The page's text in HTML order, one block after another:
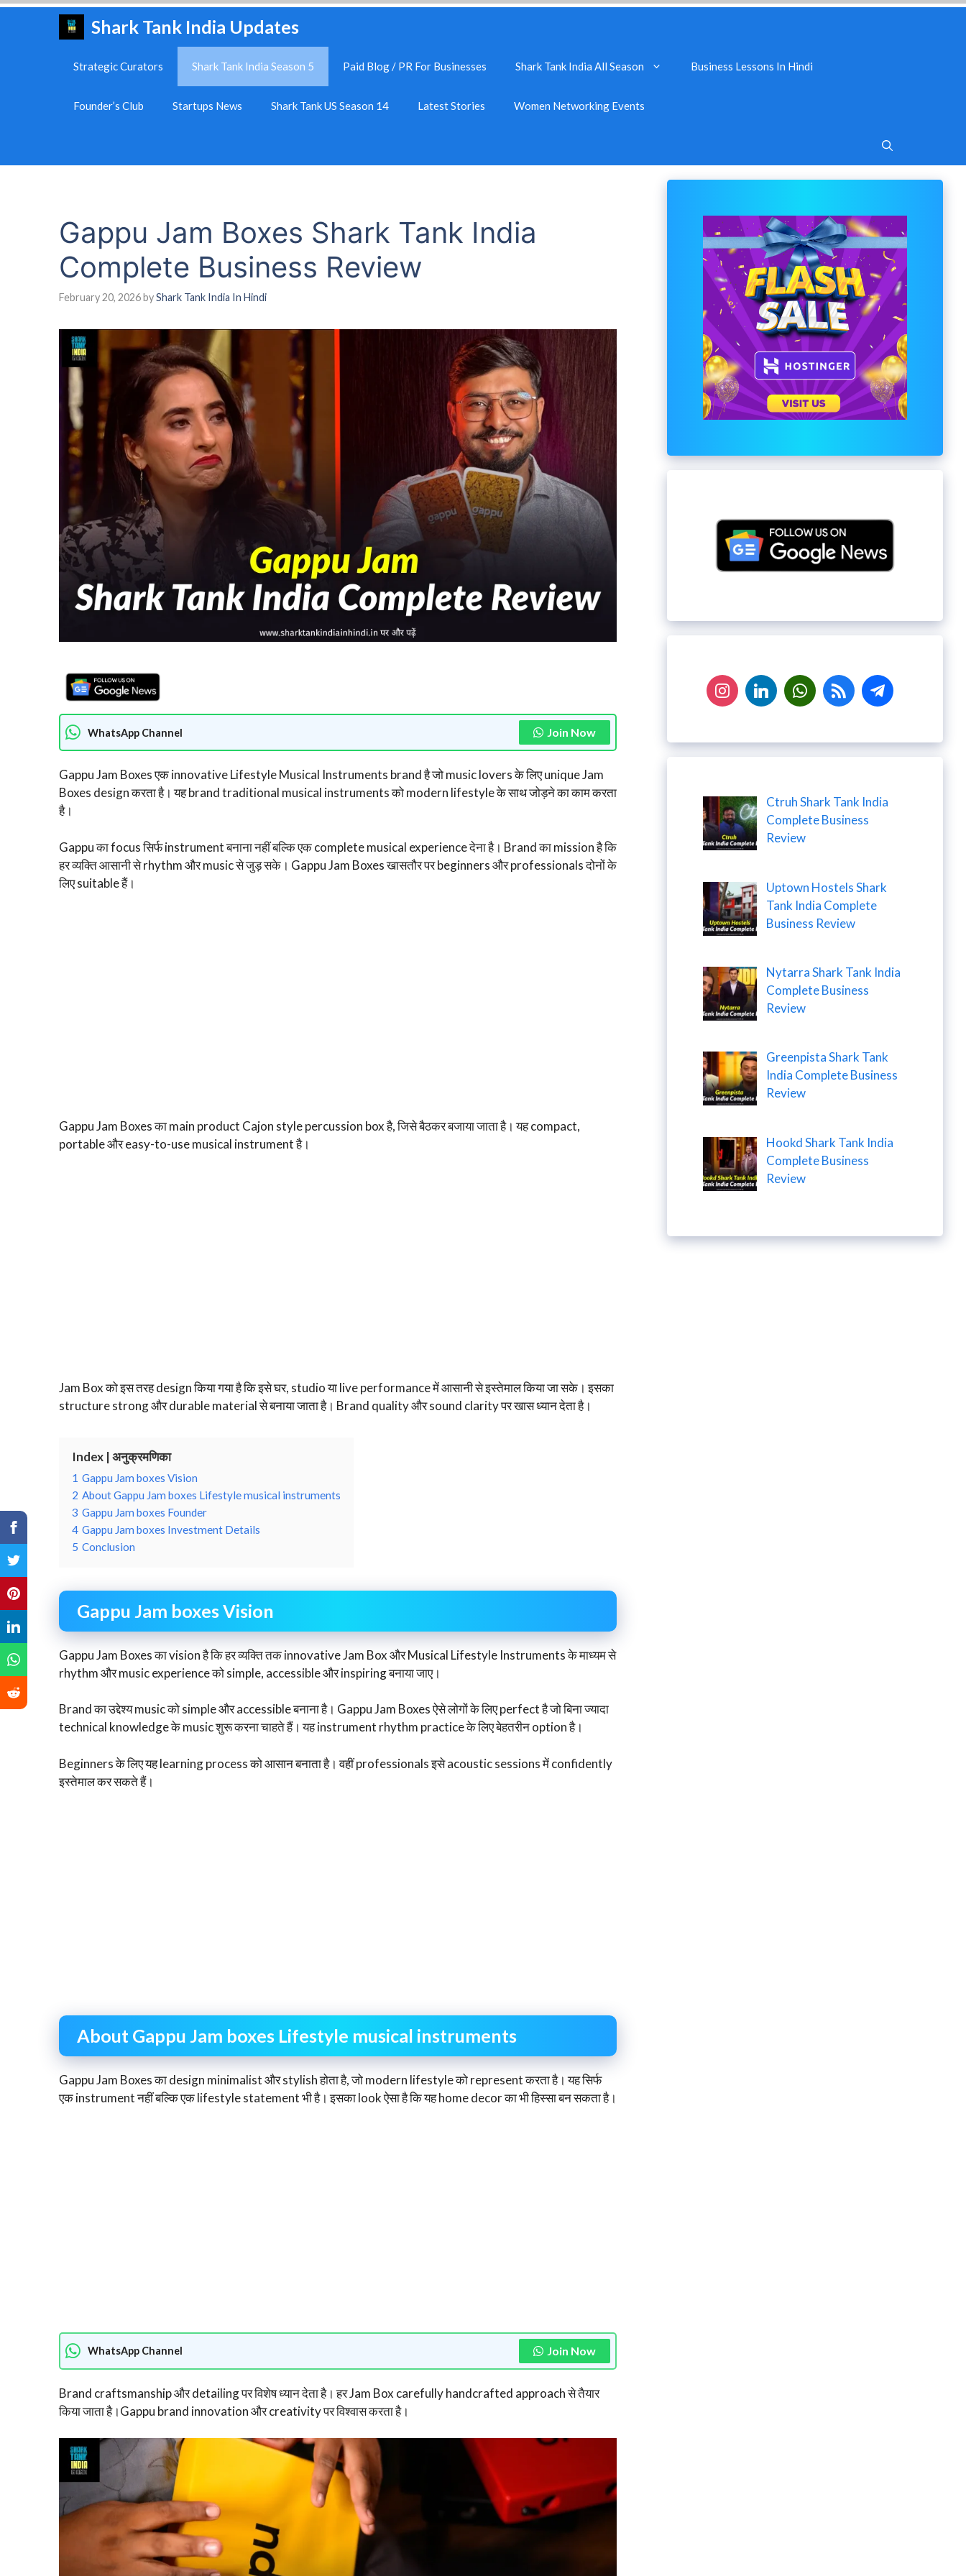
Shark Tank India Updates
Strategic Curators Shark Tank India Season 5 Paid Blog / PR For Businesses Shark Tank India All Season Business Lessons In Hindi
Founder’s Club Startups News Shark Tank US Season 14 Latest Stories Women Networking Events
Gappu Jam Boxes Shark Tank India
Complete Business Review
February 20, 2026byShark Tank India In Hindi
WhatsApp Channel Join Now
Gappu Jam Boxes एक innovative Lifestyle Musical Instruments brand है जो music lovers के लिए unique Jam
Boxes design करता है। यह brand traditional musical instruments को modern lifestyle के साथ जोड़ने का काम करता
है।
Gappu का focus सिर्फ instrument बनाना नहीं बल्कि एक complete musical experience देना है। Brand का mission है कि
हर व्यक्ति आसानी से rhythm और music से जुड़ सके। Gappu Jam Boxes खासतौर पर beginners और professionals दोनों के
लिए suitable हैं।
Gappu Jam Boxes का main product Cajon style percussion box है, जिसे बैठकर बजाया जाता है। यह compact,
portable और easy-to-use musical instrument है।
Jam Box को इस तरह design किया गया है कि इसे घर, studio या live performance में आसानी से इस्तेमाल किया जा सके। इसका
structure strong और durable material से बनाया जाता है। Brand quality और sound clarity पर खास ध्यान देता है।
Index | अनुक्रमणिका
1 Gappu Jam boxes Vision
2 About Gappu Jam boxes Lifestyle musical instruments
3 Gappu Jam boxes Founder
4 Gappu Jam boxes Investment Details
5 Conclusion
Gappu Jam boxes Vision
Gappu Jam Boxes का vision है कि हर व्यक्ति तक innovative Jam Box और Musical Lifestyle Instruments के माध्यम से
rhythm और music experience को simple, accessible और inspiring बनाया जाए।
Brand का उद्देश्य music को simple और accessible बनाना है। Gappu Jam Boxes ऐसे लोगों के लिए perfect है जो बिना ज्यादा
technical knowledge के music शुरू करना चाहते हैं। यह instrument rhythm practice के लिए बेहतरीन option है।
Beginners के लिए यह learning process को आसान बनाता है। वहीं professionals इसे acoustic sessions में confidently
इस्तेमाल कर सकते हैं।
About Gappu Jam boxes Lifestyle musical instruments
Gappu Jam Boxes का design minimalist और stylish होता है, जो modern lifestyle को represent करता है। यह सिर्फ
एक instrument नहीं बल्कि एक lifestyle statement भी है। इसका look ऐसा है कि यह home decor का भी हिस्सा बन सकता है।
WhatsApp Channel Join Now
Brand craftsmanship और detailing पर विशेष ध्यान देता है। हर Jam Box carefully handcrafted approach से तैयार
किया जाता है।Gappu brand innovation और creativity पर विश्वास करता है।
Ctruh Shark Tank India
Complete Business
Review
Uptown Hostels Shark
Tank India Complete
Business Review
Nytarra Shark Tank India
Complete Business
Review
Greenpista Shark Tank
India Complete Business
Review
Hookd Shark Tank India
Complete Business
Review